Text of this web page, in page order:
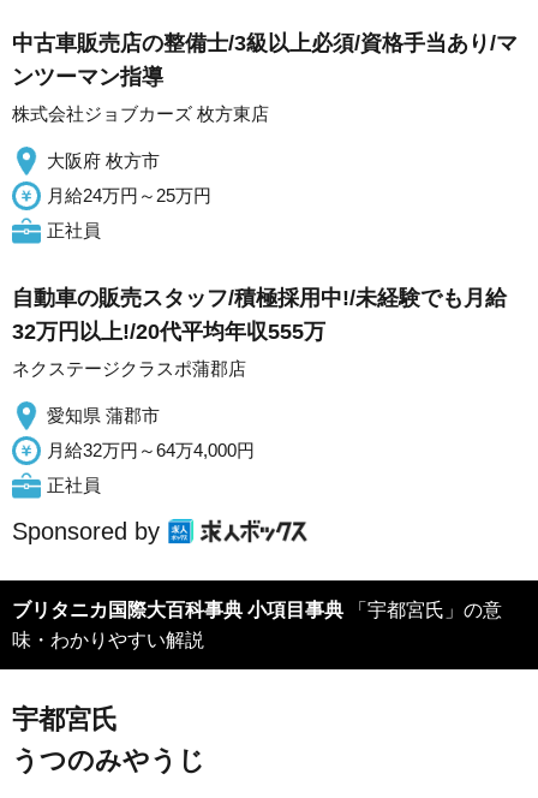
中古車販売店の整備士/3級以上必須/資格手当あり/マ
ンツーマン指導
株式会社ジョブカーズ 枚方東店
大阪府 枚方市
月給24万円～25万円
正社員
自動車の販売スタッフ/積極採用中!/未経験でも月給
32万円以上!/20代平均年収555万
ネクステージクラスポ蒲郡店
愛知県 蒲郡市
月給32万円～64万4,000円
正社員
Sponsored by
ブリタニカ国際大百科事典 小項目事典 「宇都宮氏」の意
味・わかりやすい解説
宇都宮氏
うつのみやうじ